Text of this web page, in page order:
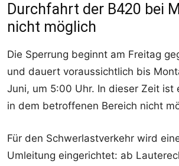
Durchfahrt der B420 bei
nicht möglich
Die Sperrung beginnt am Freitag
und dauert voraussichtlich bis
Juni, um 5:00 Uhr. In dieser Zeit ist
in dem betroffenen Bereich nicht
Für den Schwerlastverkehr wird
Umleitung eingerichtet: ab